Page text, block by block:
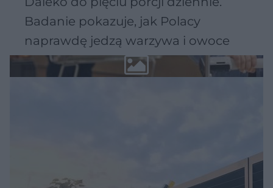
Badanie pokazuje, jak Polacy
naprawdę jedzą warzywa i owoce